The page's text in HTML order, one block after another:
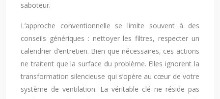
saboteur.
L’approche conventionnelle se limite souvent à des
conseils génériques : nettoyer les filtres, respecter un
calendrier d’entretien. Bien que nécessaires, ces actions
ne traitent que la surface du problème. Elles ignorent la
transformation silencieuse qui s’opère au cœur de votre
système de ventilation. La véritable clé ne réside pas